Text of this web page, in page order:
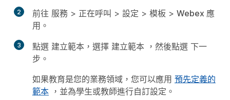
2 前往 服務 > 正在呼叫 > 設定 > 模板 > Webex 應
用 。
3 點選 建立範本 ，選擇 建立範本 ，然後點選 下一
步 。
如果教育是您的業務領域，您可以應用 預先定義的
範本 ，並為學生或教師進行自訂設定。